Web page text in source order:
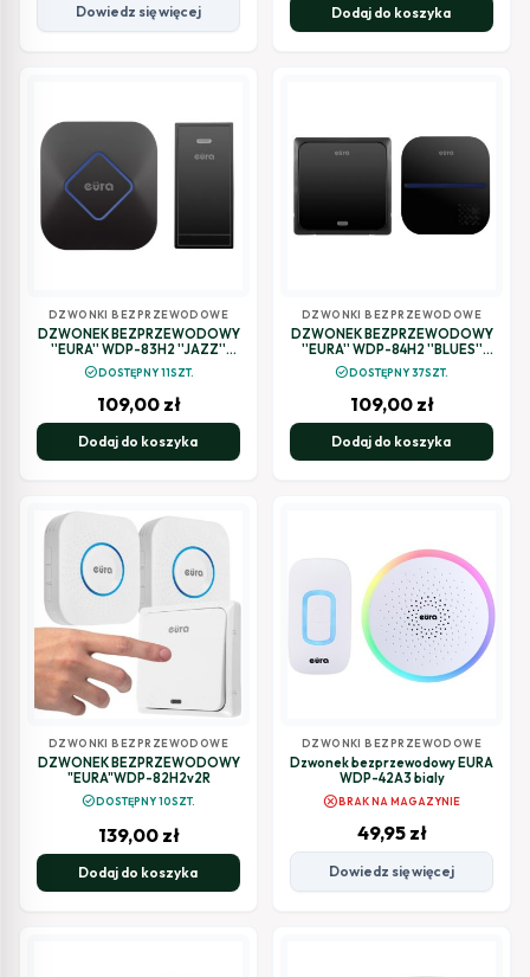
Dowiedz się więcej Dodaj do koszyka
DZWONKI BEZPRZEWODOWE
DZWONEK BEZPRZEWODOWY
''EURA'' WDP-83H2 ''JAZZ''
bezbateryjny CZARNY
check_circleDOSTĘPNY 11SZT.
109,00 zł
Dodaj do koszyka
DZWONKI BEZPRZEWODOWE
DZWONEK BEZPRZEWODOWY
''EURA'' WDP-84H2 ''BLUES''
bezbateryjny CZARNY
check_circleDOSTĘPNY 37SZT.
109,00 zł
Dodaj do koszyka
DZWONKI BEZPRZEWODOWE
DZWONEK BEZPRZEWODOWY
"EURA"WDP-82H2v2R
check_circleDOSTĘPNY 10SZT.
139,00 zł
Dodaj do koszyka
DZWONKI BEZPRZEWODOWE
Dzwonek bezprzewodowy EURA
WDP-42A3 bialy
cancelBRAK NA MAGAZYNIE
49,95 zł
Dowiedz się więcej